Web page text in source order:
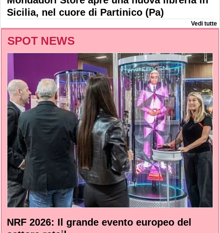
Sicilia, nel cuore di Partinico (Pa)
Vedi tutte
SPOT NEWS
NRF 2026: Il grande evento europeo del